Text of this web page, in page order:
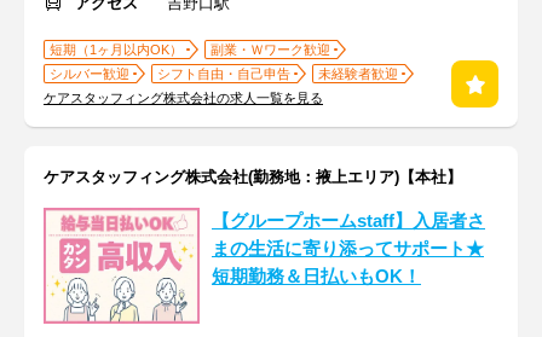
短期（1ヶ月以内OK）
副業・Ｗワーク歓迎
シルバー歓迎
シフト自由・自己申告
未経験者歓迎
ケアスタッフィング株式会社の求人一覧を見る
ケアスタッフィング株式会社(勤務地：掖上エリア)【本社】
【グループホームstaff】入居者さ
まの生活に寄り添ってサポート★
短期勤務＆日払いもOK！